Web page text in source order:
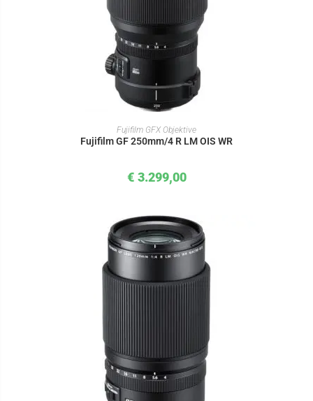
IN DEN WARENKORB
Fujifilm GFX Objektive
Fujifilm GF 250mm/4 R LM OIS WR
€ 3.299,00